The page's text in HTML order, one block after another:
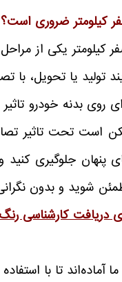
کیلومتر ضروری است؟
کیلومتر یکی از
تولید یا تحویل، با
روی بدنه خودرو
تحت تاثیر تصادف
پنهان جلوگیری
شوید و بدون نگرانی
دریافت کارشناسی
ما آماده‌اند تا با